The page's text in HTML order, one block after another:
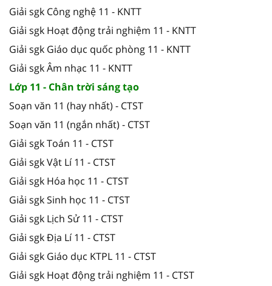
Giải sgk Công nghệ 11 - KNTT
Giải sgk Hoạt động trải nghiệm 11 - KNTT
Giải sgk Giáo dục quốc phòng 11 - KNTT
Giải sgk Âm nhạc 11 - KNTT
Lớp 11 - Chân trời sáng tạo
Soạn văn 11 (hay nhất) - CTST
Soạn văn 11 (ngắn nhất) - CTST
Giải sgk Toán 11 - CTST
Giải sgk Vật Lí 11 - CTST
Giải sgk Hóa học 11 - CTST
Giải sgk Sinh học 11 - CTST
Giải sgk Lịch Sử 11 - CTST
Giải sgk Địa Lí 11 - CTST
Giải sgk Giáo dục KTPL 11 - CTST
Giải sgk Hoạt động trải nghiệm 11 - CTST